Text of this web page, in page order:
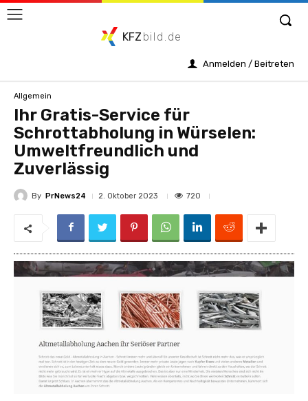
KFZ bild.de
Anmelden / Beitreten
Allgemein
Ihr Gratis-Service für
Schrottabholung in Würselen:
Umweltfreundlich und
Zuverlässig
By PrNews24 2. Oktober 2023 720